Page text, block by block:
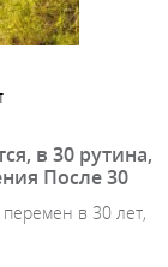
в 30 рутина,
После 30
в 30 лет,